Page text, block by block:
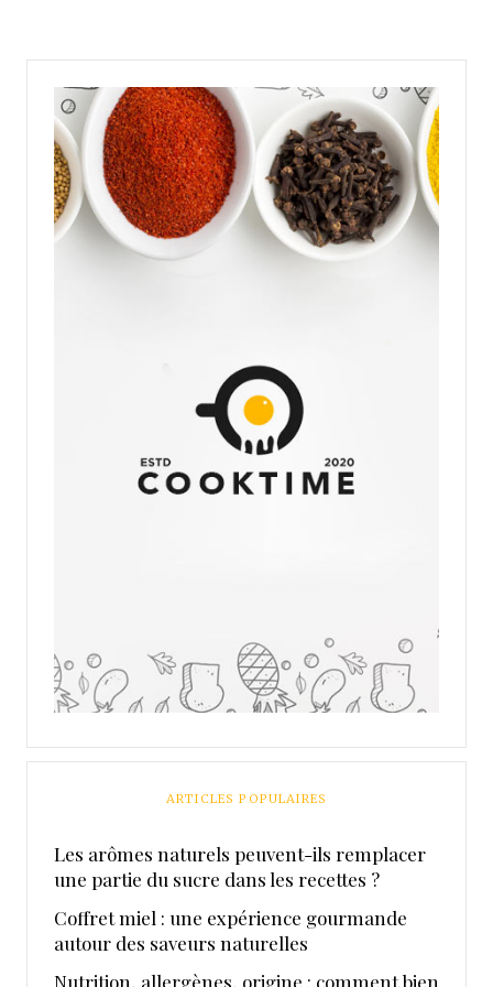
ARTICLES POPULAIRES
Les arômes naturels peuvent-ils remplacer
une partie du sucre dans les recettes ?
Coffret miel : une expérience gourmande
autour des saveurs naturelles
Nutrition, allergènes, origine : comment bien